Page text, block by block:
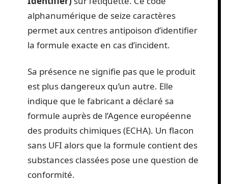
alphanumérique de seize caractères
permet aux centres antipoison d’identifier
la formule exacte en cas d’incident.
Sa présence ne signifie pas que le produit
est plus dangereux qu’un autre. Elle
indique que le fabricant a déclaré sa
formule auprès de l’Agence européenne
des produits chimiques (ECHA). Un flacon
sans UFI alors que la formule contient des
substances classées pose une question de
conformité.